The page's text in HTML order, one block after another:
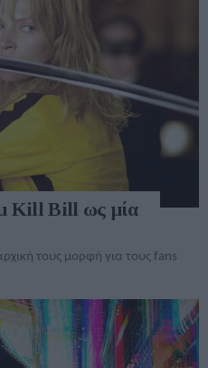
Kill Bill ως μία
τους μορφή για τους fans